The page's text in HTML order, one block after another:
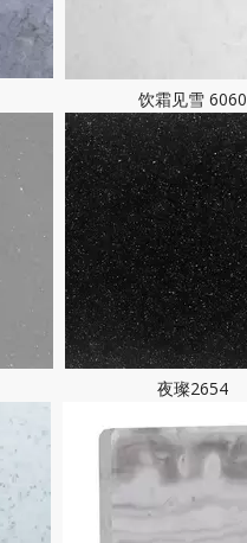
饮霜见雪 6060
夜璨2654